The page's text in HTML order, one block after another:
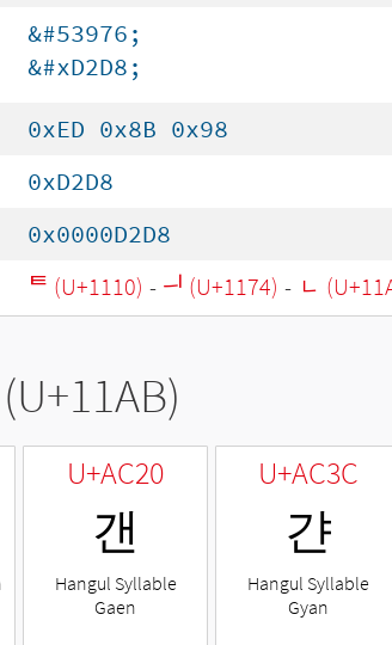
&#53976;
&#xD2D8;
0xED 0x8B 0x98
0xD2D8
0x0000D2D8
ᄐ (U+1110) - ᅴ (U+1174) - ᆫ
U+AC20
갠
Hangul Syllable
Gaen
U+AC3C
갼
Hangul Syllable
Gyan